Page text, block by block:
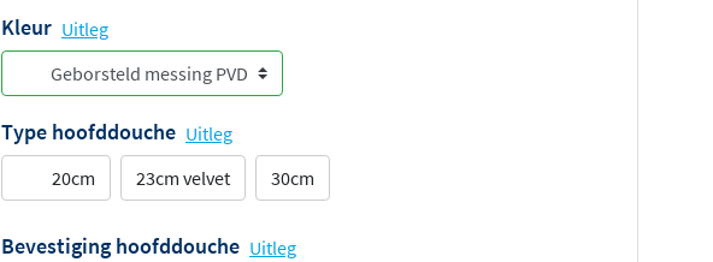
Kleur Uitleg
Type hoofddouche Uitleg
20cm
23cm velvet 30cm
Bevestiging hoofddouche Uitleg